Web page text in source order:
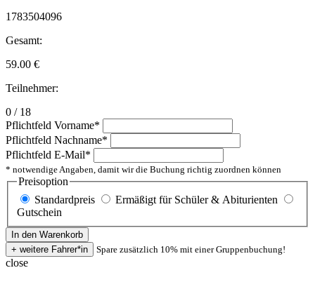
1783504096
Gesamt:
59.00 €
Teilnehmer:
0 / 18
Pflichtfeld Vorname*
Pflichtfeld Nachname*
Pflichtfeld E-Mail*
* notwendige Angaben, damit wir die Buchung richtig zuordnen können
Preisoption
Standardpreis
Ermäßigt für Schüler & Abiturienten
Gutschein
Spare zusätzlich 10% mit einer Gruppenbuchung!
close